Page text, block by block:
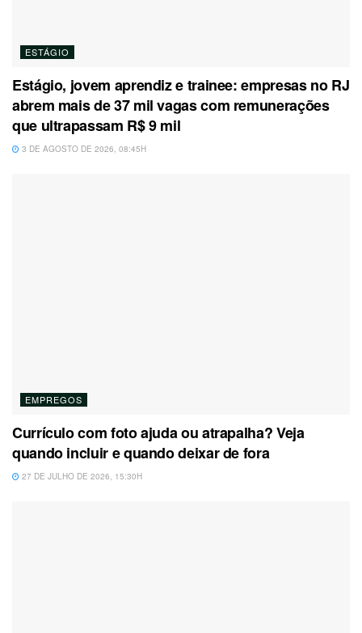
ESTÁGIO
Estágio, jovem aprendiz e trainee: empresas no RJ
abrem mais de 37 mil vagas com remunerações
que ultrapassam R$ 9 mil
3 DE AGOSTO DE 2026, 08:45H
EMPREGOS
Currículo com foto ajuda ou atrapalha? Veja
quando incluir e quando deixar de fora
27 DE JULHO DE 2026, 15:30H